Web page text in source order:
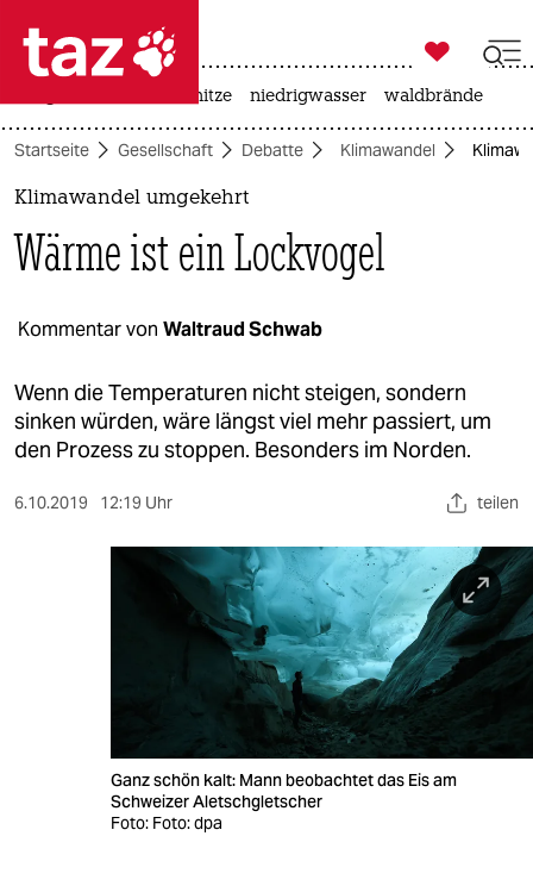
 taz zahl ich
taz zahl ich
politik
öko
gesellschaft
kultur
veranstaltungen

taz zahl ich
hitze niedrigwasser waldbrände
Startseite Gesellschaft Debatte Klimawandel
Klimawandel umgekehrt
Wärme ist ein Lockvogel
Kommentar von Waltraud Schwab
Wenn die Temperaturen nicht steigen, sondern
sinken würden, wäre längst viel mehr passiert, um
den Prozess zu stoppen. Besonders im Norden.
6.10.2019 12:19 Uhr teilen
Ganz schön kalt: Mann beobachtet das Eis am
Schweizer Aletschgletscher
Foto: Foto: dpa